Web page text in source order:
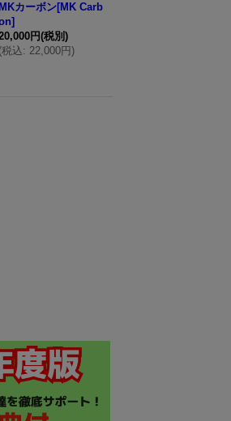
MKカーボン[MK Carb
円(税別)
(税込: 22,000円)